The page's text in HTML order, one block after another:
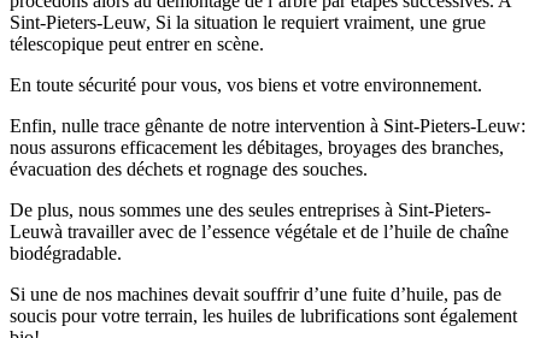
Sint-Pieters-Leuw, Si la situation le requiert vraiment, une grue
télescopique peut entrer en scène.
En toute sécurité pour vous, vos biens et votre environnement.
Enfin, nulle trace gênante de notre intervention à Sint-Pieters-Leuw:
nous assurons efficacement les débitages, broyages des branches,
évacuation des déchets et rognage des souches.
De plus, nous sommes une des seules entreprises à Sint-Pieters-
Leuwà travailler avec de l’essence végétale et de l’huile de chaîne
biodégradable.
Si une de nos machines devait souffrir d’une fuite d’huile, pas de
soucis pour votre terrain, les huiles de lubrifications sont également